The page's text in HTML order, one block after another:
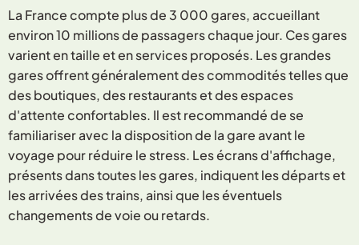
La France compte plus de 3 000 gares, accueillant
environ 10 millions de passagers chaque jour. Ces gares
varient en taille et en services proposés. Les grandes
gares offrent généralement des commodités telles que
des boutiques, des restaurants et des espaces
d'attente confortables. Il est recommandé de se
familiariser avec la disposition de la gare avant le
voyage pour réduire le stress. Les écrans d'affichage,
présents dans toutes les gares, indiquent les départs et
les arrivées des trains, ainsi que les éventuels
changements de voie ou retards.